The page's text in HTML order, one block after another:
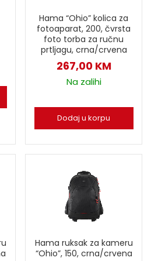
Hama “Ohio” kolica za
fotoaparat, 200, čvrsta
foto torba za ručnu
prtljagu, crna/crvena
267,00 KM
Na zalihi
Dodaj u korpu
Hama ruksak za kameru
“Ohio”, 150, crna/crvena